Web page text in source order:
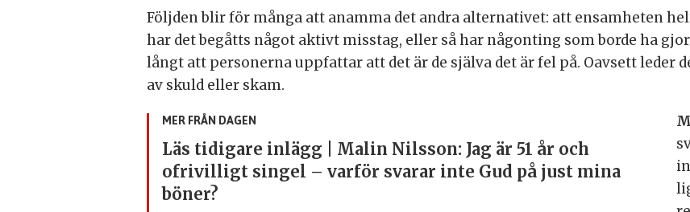
Följden blir för många att anamma det andra alternativet: att ensamheten
har det begåtts något aktivt misstag, eller så har någonting som borde ha
långt att personerna uppfattar att det är de själva det är fel på. Oavsett
av skuld eller skam.
MER FRÅN DAGEN
Läs tidigare inlägg | Malin Nilsson: Jag är 51 år och
ofrivilligt singel – varför svarar inte Gud på just mina
böner?